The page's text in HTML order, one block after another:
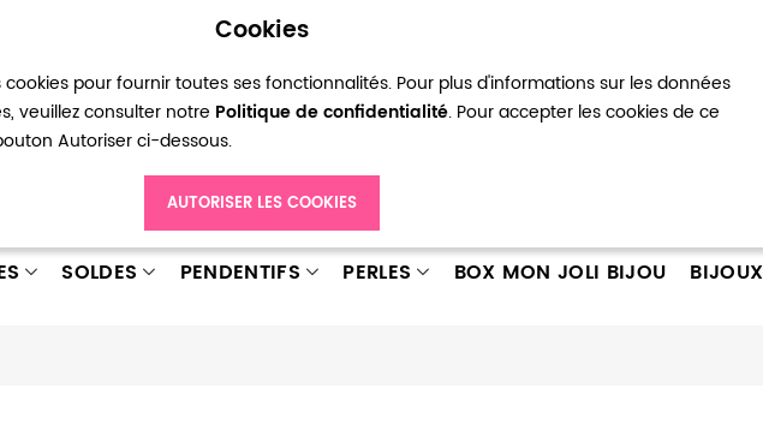
Cookies
pour fournir toutes ses fonctionnalités. Pour plus d'informations sur les données
veuillez consulter notre Politique de confidentialité. Pour accepter les cookies de ce
Autoriser ci-dessous.
AUTORISER LES COOKIES
Ma liste d’envies Connexion Créer un compte
SOLDES PENDENTIFS PERLES BOX MON JOLI BIJOU BIJOUX